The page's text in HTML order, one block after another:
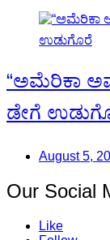
“ಅಮೆರಿಕಾ
ಡೇಗೆ
August 5,
Our Social
Like